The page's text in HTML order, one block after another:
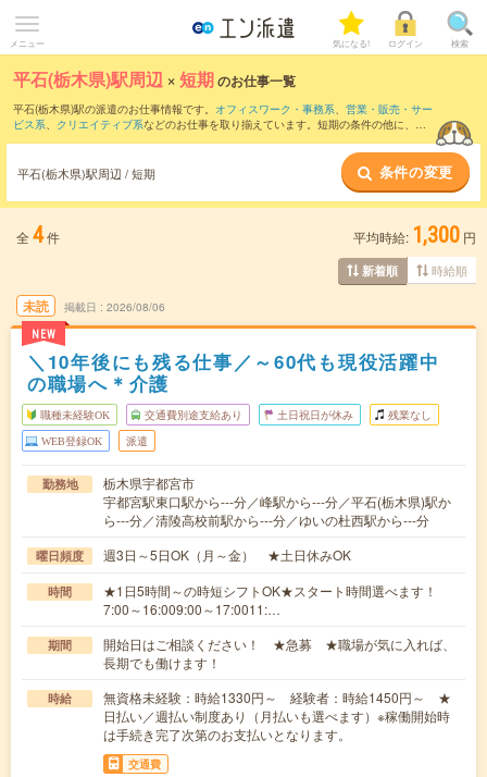
メニュー 気になる! ログイン 検索
平石(栃木県)駅周辺 ×短期のお仕事一覧
平石(栃木県)駅の派遣のお仕事情報です。 オフィスワーク・事務系、 営業・販売・サー
ビス系、 クリエイティブ系などのお仕事を取り揃えています。短期の条件の他に、 交
平石(栃木県)駅周辺 / 短期 条件の変更
全 4件 平均時給: 1,300 円
新着順 時給順
未読
NEW
掲載日 2026/08/06
＼10年後にも残る仕事／～60代も現役活躍中
の職場へ＊介護
職種未経験OK 交通費別途支給あり 土日祝日が休み 残業なし
WEB登録OK 派遣
勤務地
栃木県宇都宮市
宇都宮駅東口駅から---分／峰駅から---分／平石(栃木県)駅か
ら---分／清陵高校前駅から---分／ゆいの杜西駅から---分
曜日頻度 週3日～5日OK（月～金） ★土日休みOK
時間
★1日5時間～の時短シフトOK★スタート時間選べます！
7:00～16:009:00～17:0011:…
期間
開始日はご相談ください！ ★急募 ★職場が気に入れば、
長期でも働けます！
時給
無資格未経験：時給1330円～ 経験者：時給1450円～ ★
日払い／週払い制度あり（月払いも選べます）※稼働開始時
は手続き完了次第のお支払いとなります。
交通費